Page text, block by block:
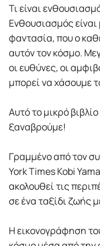
Τι είναι
Ενθουσιασµός
φαντασία, που ο
αυτόν τον κόσµο.
οι ευθύνες, οι
µπορεί να χάσουµε
Αυτό το µικρό
ξαναβρούµε!
Γραµµένο από τον
York Times Kobi
ακολουθεί τις
σε ένα ταξίδι ζωής
Η εικονογράφηση